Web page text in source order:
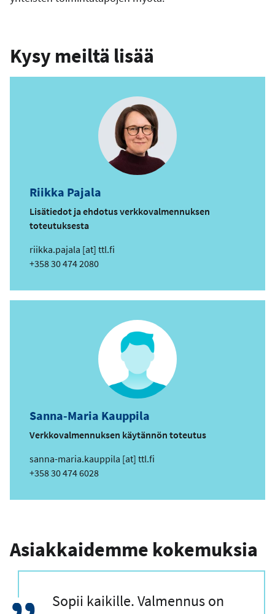
Kysy meiltä lisää
Riikka Pajala
Lisätiedot ja ehdotus verkkovalmennuksen
toteutuksesta
s
ä
k
o
i
e
riikka.pajala [at] ttl.fi
Puhelin
+358 30 474 2080
Sanna-Maria Kauppila
Verkkovalmennuksen käytännön toteutus
s
ä
k
o
s
t
o
sanna-maria.kauppila [at] ttl.fi
Puhelin
+358 30 474 6028
Asiakkaidemme kokemuksia
L
Sopii kaikille. Valmennus on